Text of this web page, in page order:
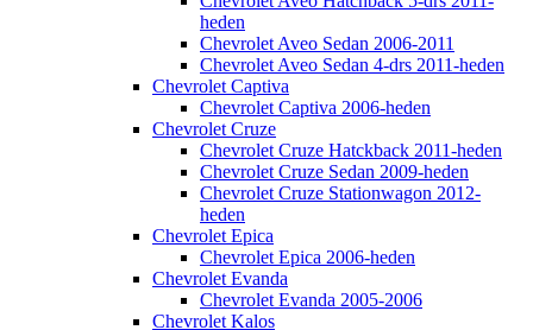
heden
Chevrolet Aveo Sedan 2006-2011
Chevrolet Aveo Sedan 4-drs 2011-heden
Chevrolet Captiva
Chevrolet Captiva 2006-heden
Chevrolet Cruze
Chevrolet Cruze Hatckback 2011-heden
Chevrolet Cruze Sedan 2009-heden
Chevrolet Cruze Stationwagon 2012-
heden
Chevrolet Epica
Chevrolet Epica 2006-heden
Chevrolet Evanda
Chevrolet Evanda 2005-2006
Chevrolet Kalos